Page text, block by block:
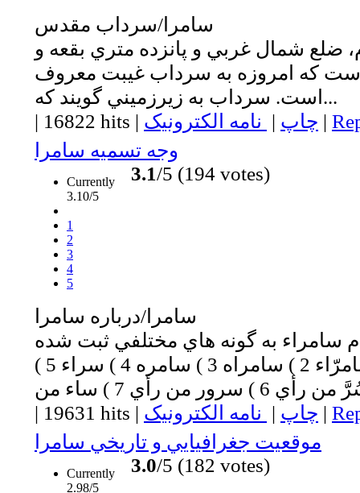
سامرا/سرداب مقدس
ضلع شمال غربي و پانزده متري بقعه و
كه امروزه به سرداب غيبت معروف
است. سرداب به زيرزميني گويند كه...
| 16822 hits | چاپ | نامه الکترونیک |
وجه تسميه سامرا
Currently
3.10/5
1
2
3
4
5
3.1/5 (194 votes)
سامرا/درباره سامرا
سامراء به گونه هاي مختلفي ثبت شده
است از جمله: 1 ) سامرّاء 2 ) سامراه 3 ) سامره 4 ) سراء 5 )
| 19631 hits | چاپ | نامه الکترونیک |
موقعيت جغرافيايي و تاريخي سامرا
Currently
2.98/5
3.0/5 (182 votes)